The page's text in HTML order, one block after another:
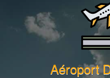
Aéroport